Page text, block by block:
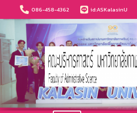
086-458-4362 id:ASKalasinU